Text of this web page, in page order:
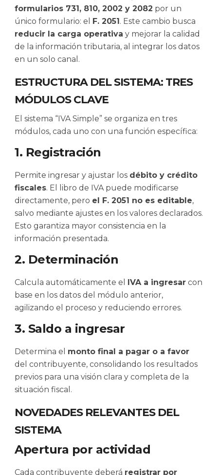
formularios 731, 810, 2002 y 2082 por un
único formulario: el F. 2051. Este cambio busca
reducir la carga operativa y mejorar la calidad
de la información tributaria, al integrar los datos
en un solo canal.
ESTRUCTURA DEL SISTEMA: TRES
MÓDULOS CLAVE
El sistema “IVA Simple” se organiza en tres
módulos, cada uno con una función específica:
1. Registración
Permite ingresar y ajustar los débito y crédito
fiscales. El libro de IVA puede modificarse
directamente, pero el F. 2051 no es editable,
salvo mediante ajustes en los valores declarados.
Esto garantiza mayor consistencia en la
información presentada.
2. Determinación
Calcula automáticamente el IVA a ingresar con
base en los datos del módulo anterior,
agilizando el proceso y reduciendo errores.
3. Saldo a ingresar
Determina el monto final a pagar o a favor
del contribuyente, consolidando los resultados
previos para una visión clara y completa de la
situación fiscal.
NOVEDADES RELEVANTES DEL
SISTEMA
Apertura por actividad
Cada contribuyente deberá registrar por